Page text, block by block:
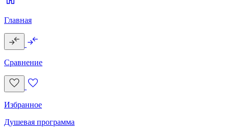
Главная
Сравнение
Избранное
Душевая программа